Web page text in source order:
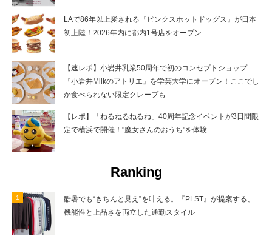
LAで86年以上愛される『ピンクスホットドッグス』が日本
初上陸！2026年内に都内1号店をオープン
【速レポ】小岩井乳業50周年で初のコンセプトショップ
『小岩井Milkのアトリエ』を学芸大学にオープン！ここでし
か食べられない限定クレープも
【レポ】「ねるねるねるね」40周年記念イベントが3日間限
定で横浜で開催！"魔女さんのおうち"を体験
Ranking
酷暑でも“きちんと見え”を叶える。『PLST』が提案する、
機能性と上品さを両立した通勤スタイル